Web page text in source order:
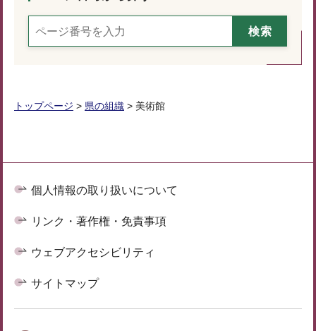
トップページ > 県の組織 > 美術館
個人情報の取り扱いについて
リンク・著作権・免責事項
ウェブアクセシビリティ
サイトマップ